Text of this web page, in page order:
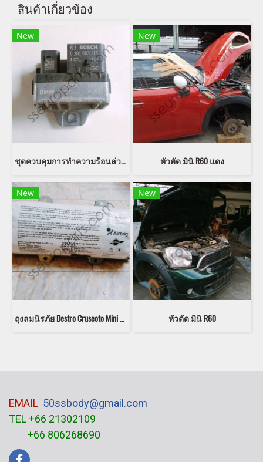
สินค้าเกี่ยวข้อง
New
ชุดควบคุมการทำความร้อนล่วงหน้า หมายเลขชิ้นส่วน: 12218514120 8514120
New
หัวตัด มินิ R60 แดง
New
ถุงลมนิรภัย Destro Cruscoto Mini Countryman R60 2012 980275205 616863600C (เก่า)
New
หัวตัด มินิ R60
EMAIL 50ssbody@gmail.com
TEL +66 21302109
+66 806268690